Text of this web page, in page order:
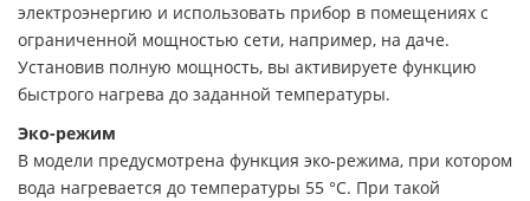
электроэнергию и использовать прибор в помещениях с
ограниченной мощностью сети, например, на даче.
Установив полную мощность, вы активируете функцию
быстрого нагрева до заданной температуры.
Эко-режим
В модели предусмотрена функция эко-режима, при котором
вода нагревается до температуры 55 °С. При такой